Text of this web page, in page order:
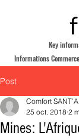
Informations
Key
Post
Mines:
Comfort
25 oct. 2018 2